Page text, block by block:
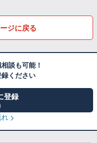
ジに戻る
談も可能！
ください
登録
れ